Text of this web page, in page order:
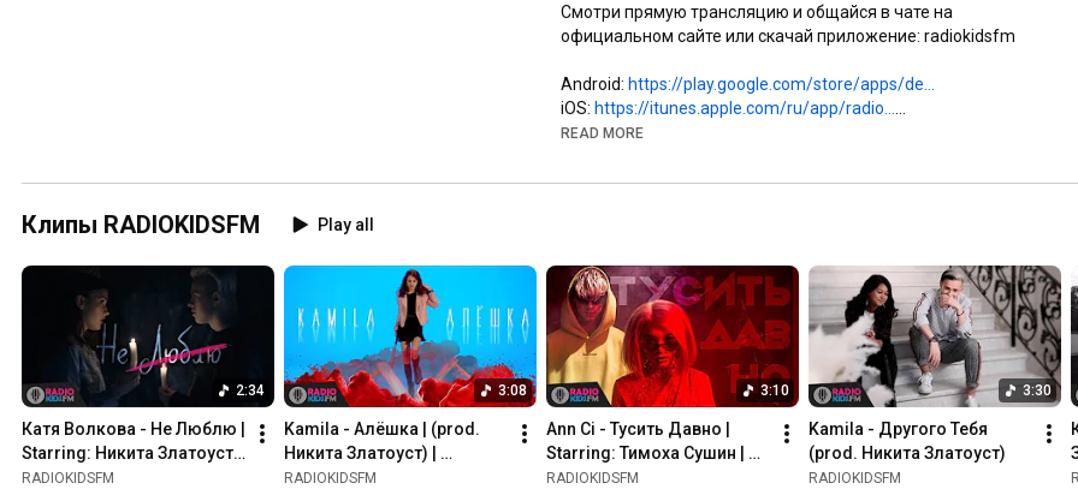
Смотри прямую трансляцию и общайся в чате на
официальном сайте или скачай приложение: radiokidsfm
Android: https://play.google.com/store/apps/de...
iOS: https://itunes.apple.com/ru/app/radio...
ВКонтакте: https://vk.com/radiokidsfm
E-mail: info@radiokids.fm
READ MORE
Клипы RADIOKIDSFM Play all
2:34
Катя Волкова - Не Люблю |
Starring: Никита Златоуст |
ПРЕМЬЕРА КЛИПА
RADIOKIDSFM
3:08
Kamila - Алёшка | (prod.
Никита Златоуст) |
ПРЕМЬЕРА КЛИПА
RADIOKIDSFM
3:10
Ann Ci - Тусить Давно |
Starring: Тимоха Сушин |
ПРЕМЬЕРА КЛИПА
RADIOKIDSFM
3:30
Kamila - Другого Тебя
(prod. Никита Златоуст)
RADIOKIDSFM